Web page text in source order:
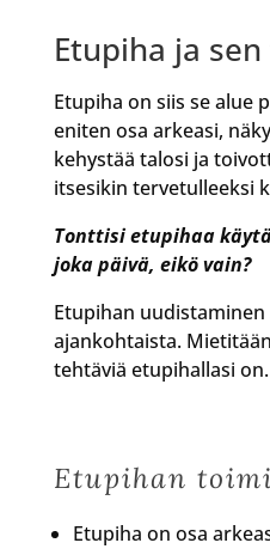
Etupiha ja
Etupiha on siis se alue
eniten osa arkeasi,
kehystää talosi ja
itsesikin tervetulleeksi
Tonttisi etupihaa
joka päivä, eikö vain?
Etupihan uudistaminen
ajankohtaista.
tehtäviä etupihallasi on.
Etupihan
Etupiha on osa